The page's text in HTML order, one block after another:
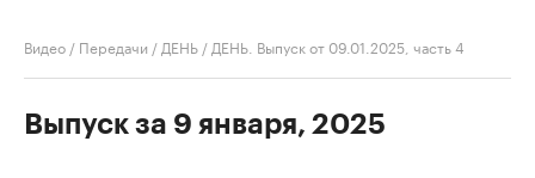
Видео / Передачи / ДЕНЬ / ДЕНЬ. Выпуск от 09.01.2025, часть 4
Выпуск за 9 января, 2025